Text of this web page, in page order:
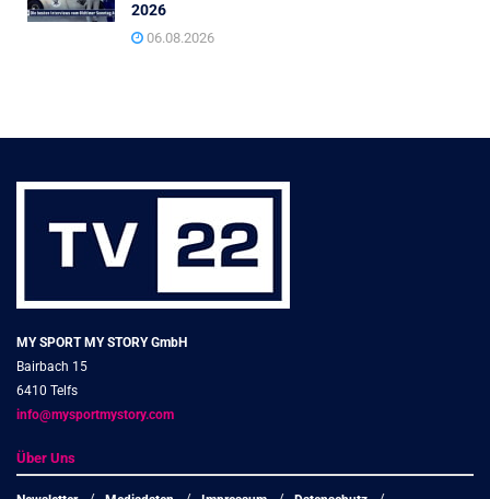
2026
06.08.2026
MY SPORT MY STORY GmbH
Bairbach 15
6410 Telfs
info@mysportmystory.com
Über Uns